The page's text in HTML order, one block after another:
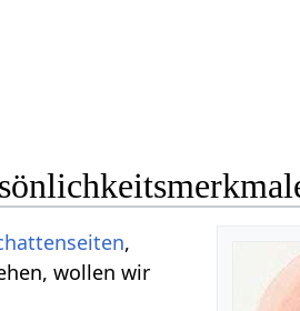
,
wollen wir